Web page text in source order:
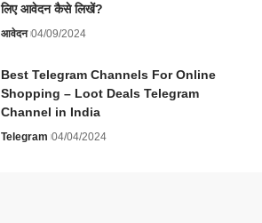
लिए आवेदन कैसे लिखें?
आवेदन 04/09/2024
Best Telegram Channels For Online
Shopping – Loot Deals Telegram
Channel in India
Telegram 04/04/2024